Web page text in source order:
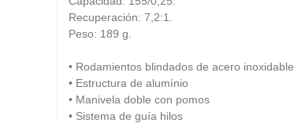
Recuperación: 7,2:1.
Peso: 189 g.
• Rodamientos blindados de acero inoxidable
• Estructura de alumínio
• Manivela doble con pomos
• Sistema de guía hilos